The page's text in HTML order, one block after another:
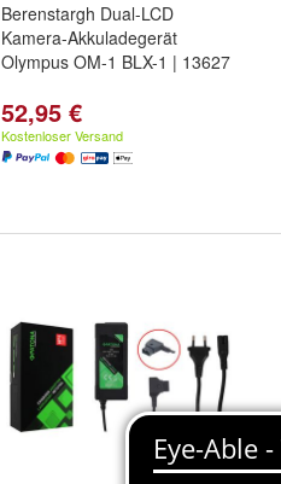
Berenstargh Dual-LCD
Kamera-Akkuladegerät
Olympus OM-1 BLX-1 | 13627
52,95 €
Kostenloser Versand